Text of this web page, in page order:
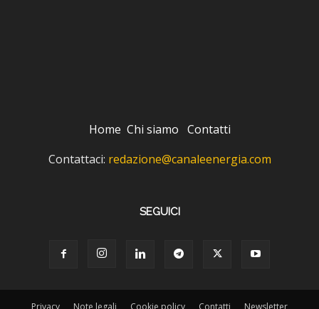
Home Chi siamo Contatti
Contattaci: redazione@canaleenergia.com
SEGUICI